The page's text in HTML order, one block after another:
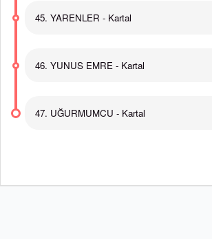
45. YARENLER - Kartal
46. YUNUS EMRE - Kartal
47. UĞURMUMCU - Kartal